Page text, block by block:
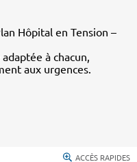
Hôpital en Tension –
à chacun,
aux urgences.
ACCÈS RAPIDES